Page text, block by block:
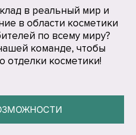
в реальный мир и
в области косметики
по всему миру?
команде, чтобы
отделки косметики!